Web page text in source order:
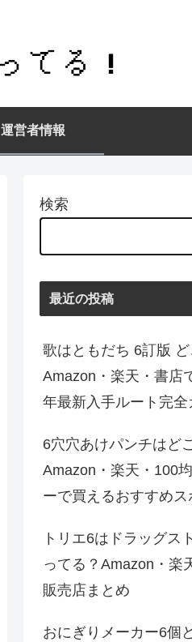
運営者情報
検索
最近の投稿
歌はともだち 6訂版
Amazon・楽天・書店
年最新入手ルート完全
6穴穴あけパンチはど
Amazon・楽天・100
ーで買えるおすすめ
トリエ6はドラッグス
ってる？Amazon・楽
販売店まとめ
おにぎりメーカー6個